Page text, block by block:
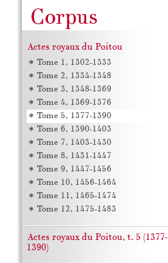
Actes royaux du Poitou
Tome 1, 1302-1333
Tome 2, 1334-1348
Tome 3, 1348-1369
Tome 4, 1369-1376
Tome 5, 1377-1390
Tome 6, 1390-1403
Tome 7, 1403-1430
Tome 8, 1431-1447
Tome 9, 1447-1456
Tome 10, 1456-1464
Tome 11, 1465-1474
Tome 12, 1475-1483
Actes royaux du Poitou, t. 5 (1377-
1390)